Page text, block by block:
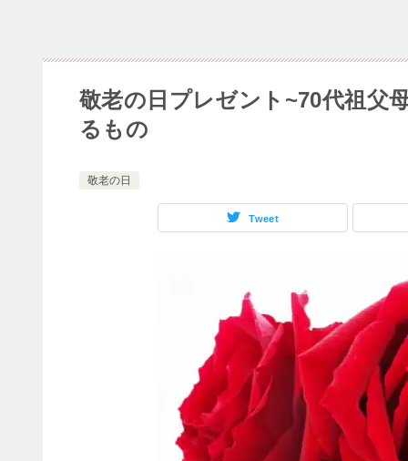
敬老の日プレゼント~70代祖父
るもの
敬老の日
Tweet